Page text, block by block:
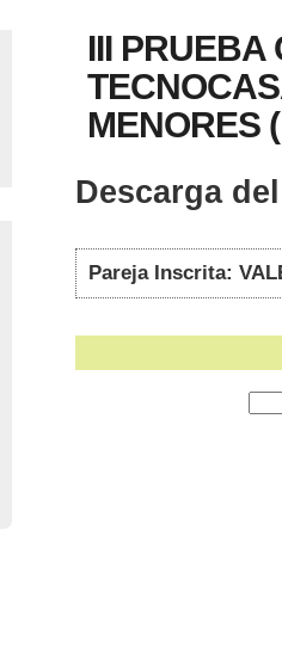
III PRUEBA
MENORES
Descarga
Pareja Inscrita: